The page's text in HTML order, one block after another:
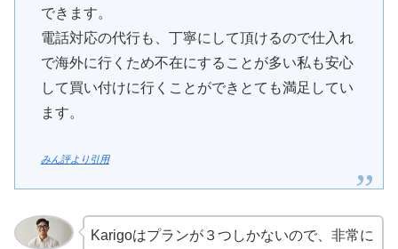
できます。
電話対応の代行も、丁寧にして頂けるので仕入れ
で海外に行くため不在にすることが多い私も安心
して買い付けに行くことができとても満足してい
ます。
みん評より引用
Karigoはプランが３つしかないので、非常に